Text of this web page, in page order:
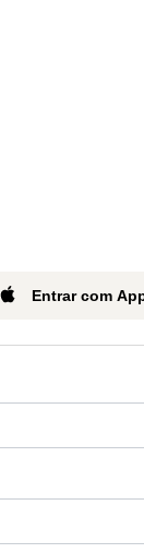
Entrar com